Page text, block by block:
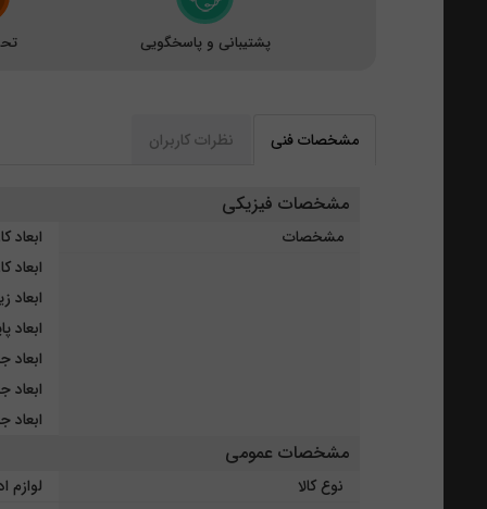
پشتیبانی و پاسخگویی
مشخصات فنی نظرات کاربران
مشخصات فیزیکی
مشخصات
ابعاد
ابعاد
ابعاد
ابعاد
ابعاد
ابعاد
ابعاد
مشخصات عمومی
نوع کالا
لوازم